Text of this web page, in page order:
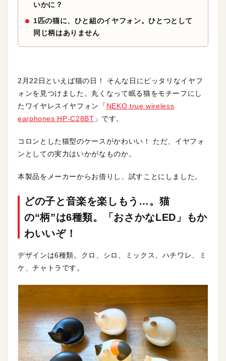
いかに？
1匹の猫に、ひと組のイヤフォン。ひとつとして
同じ柄はありません
2月22日といえば猫の日！ そんな日にピッタリなイヤフ
ォンを見つけました。丸くなって眠る猫をモチーフにし
たワイヤレスイヤフォン「 NEKO true wireless
earphones HP-C28BT 」です。
コロンとした猫型のケースがかわいい！ ただ、イヤフォ
ンとしての実力はいかがなものか。
本製品をメーカーからお借りし、試すことにしました。
どの子と音楽を楽しもう…。猫
の“柄”は6種類。「おさかなLED」もか
わいいぞ！
デザインは6種類。クロ、シロ、ミックス、ハチワレ、ミ
ケ、チャトラです。